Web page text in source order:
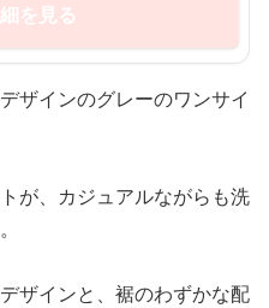
を見る
ザインのグレーのワンサイ
が、カジュアルながらも洗
ザインと、裾のわずかな配